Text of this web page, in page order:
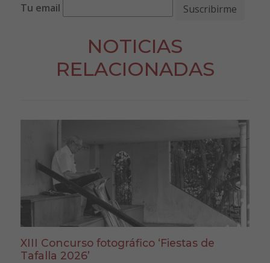
Tu email
NOTICIAS
RELACIONADAS
XIII Concurso fotográfico ‘Fiestas de
Tafalla 2026’